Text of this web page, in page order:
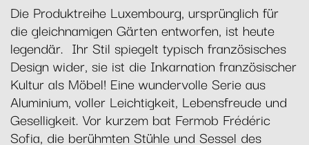
Die Produktreihe Luxembourg, ursprünglich für
die gleichnamigen Gärten entworfen, ist heute
legendär. Ihr Stil spiegelt typisch französisches
Design wider, sie ist die Inkarnation französischer
Kultur als Möbel! Eine wundervolle Serie aus
Aluminium, voller Leichtigkeit, Lebensfreude und
Geselligkeit. Vor kurzem bat Fermob Frédéric
Sofia, die berühmten Stühle und Sessel des